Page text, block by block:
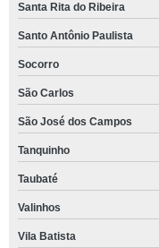
Santa Rita do Ribeira
Santo Antônio Paulista
Socorro
São Carlos
São José dos Campos
Tanquinho
Taubaté
Valinhos
Vila Batista